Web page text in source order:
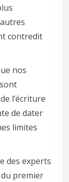
contredit
nos
l’écriture
de dater
limites
des experts
du premier